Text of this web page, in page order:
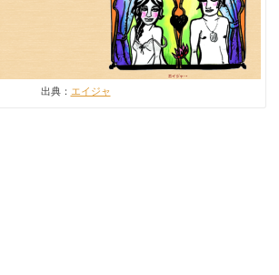
出典： エイジャ